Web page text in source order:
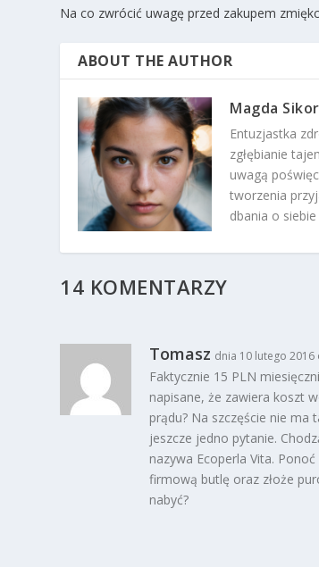
Na co zwrócić uwagę przed zakupem
ABOUT THE AUTHOR
Magda
Entuzjastka
zgłębianie
uwagą
tworzenia
dbania o
14 KOMENTARZY
Tomasz dnia 10 lutego 2016
Faktycznie 15 PLN
napisane, że zawiera koszt
prądu? Na szczęście nie ma
jeszcze jedno pytanie.
nazywa Ecoperla Vita.
firmową butlę oraz złoże
nabyć?